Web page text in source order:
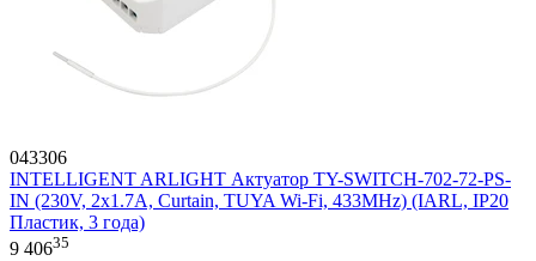
043306
INTELLIGENT ARLIGHT Актуатор TY-SWITCH-702-72-PS-
IN (230V, 2x1.7A, Curtain, TUYA Wi-Fi, 433MHz) (IARL, IP20
Пластик, 3 года)
9 40635